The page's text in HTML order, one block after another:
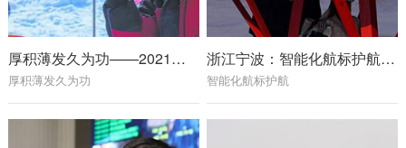
厚积薄发久为功——2021年世界科技发展回顾·基础研究
厚积薄发久为功
浙江宁波：智能化航标护航海上春运
智能化航标护航